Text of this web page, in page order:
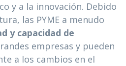
y a la innovación. Debido
las PYME a menudo
y capacidad de
empresas y pueden
a los cambios en el